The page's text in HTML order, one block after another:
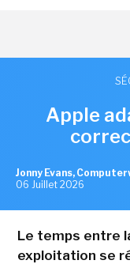
Apple
Jonny Evans,
06 Juillet 2026
Le temps entre
exploitation se